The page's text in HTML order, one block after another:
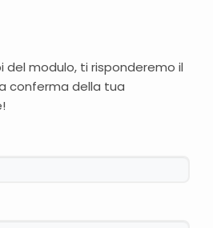
modulo, ti risponderemo il
conferma della tua